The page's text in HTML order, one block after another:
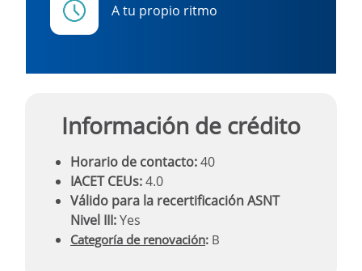
A tu propio ritmo
Información de crédito
Horario de contacto:40
IACET CEUs:4.0
Válido para la recertificación ASNT
Nivel III:Yes
Categoría de renovación: B